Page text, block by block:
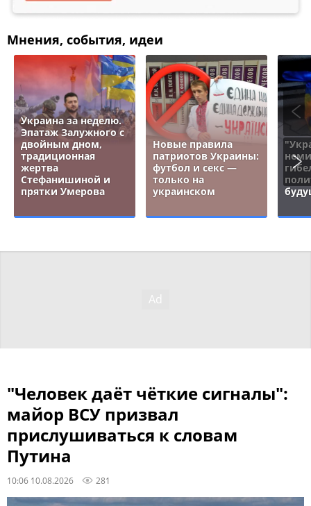
Мнения, события, идеи
Украина за неделю.
Эпатаж Залужного с
двойным дном,
традиционная
жертва
Стефанишиной и
прятки Умерова
Новые правила
патриотов Украины:
футбол и секс —
только на
украинском
"Человек даёт чёткие сигналы":
майор ВСУ призвал
прислушиваться к словам
Путина
10:06 10.08.2026 281